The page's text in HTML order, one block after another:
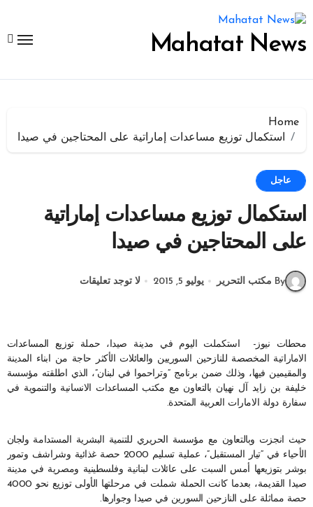
إلى
المحتوى
Mahatat News
Home
استكمال توزيع مساعدات إماراتية على المحتاجين في صيدا
عاجل
استكمال توزيع مساعدات إماراتية
على المحتاجين في صيدا
By مكتب التحرير يوليو 5, 2015 لا توجد تعليقات
محطات نيوز- استكملت اليوم في مدينة صيدا، حملة توزيع المساعدات
الاماراتية المخصصة للنازحين السوريين والعائلات الأكثر حاجة من ابناء المدينة
والمقيمين فيها، وذلك ضمن برنامج “وتراحموا في لبنان”، الذي اطلقته مؤسسة
خليفة بن زايد آل نهيان بالتعاون مع مكتب المساعدات الانسانية والتنموية في
سفارة دولة الامارات العربية المتحدة.
حيث انجزت وبالتعاون مع مؤسسة الحريري للتنمية البشرية المستدامة ولجان
الأحياء في “تيار المستقبل”، عملية تسليم 2000 حصة غذائية وشراشف وتمور
بوشر بتوزيعها أمس السبت على عائلات لبنانية وفلسطينية ومصرية في مدينة
صيدا القديمة، بعدما كانت الحملة شملت في مرحلتها الأولى توزيع نحو 4000
حصة مماثلة على النازحين السورين في صيدا وجوارها.